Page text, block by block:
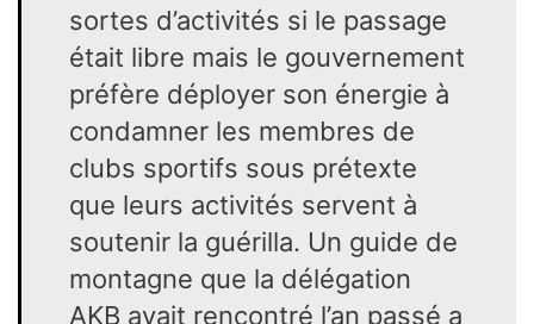
sortes d’activités si le passage
était libre mais le gouvernement
préfère déployer son énergie à
condamner les membres de
clubs sportifs sous prétexte
que leurs activités servent à
soutenir la guérilla. Un guide de
montagne que la délégation
AKB avait rencontré l’an passé a